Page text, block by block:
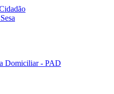
Domiciliar - PAD